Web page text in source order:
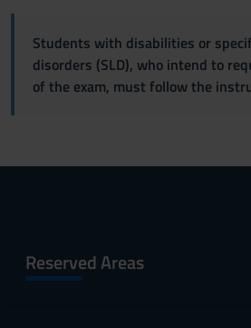
Students with disabilities or
disorders (SLD), who intend to
of the exam, must follow the
Reserved Areas